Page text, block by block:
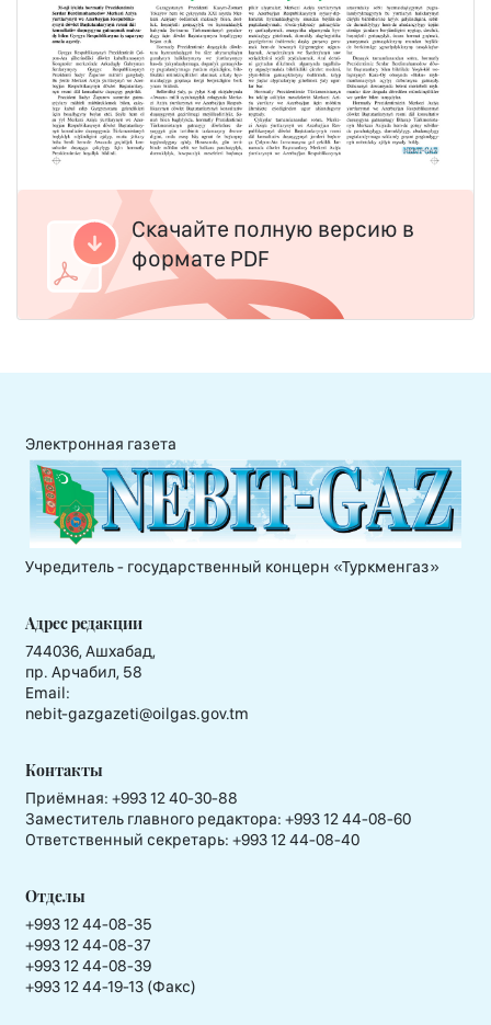
Скачайте полную версию в
формате PDF
Электронная газета
Учредитель - государственный концерн «Туркменгаз»
Адрес редакции
744036, Ашхабад,
пр. Арчабил, 58
Email:
nebit-gazgazeti@oilgas.gov.tm
Контакты
Приёмная: +993 12 40-30-88
Заместитель главного редактора: +993 12 44-08-60
Ответственный секретарь: +993 12 44-08-40
Отделы
+993 12 44-08-35
+993 12 44-08-37
+993 12 44-08-39
+993 12 44-19-13 (Факс)